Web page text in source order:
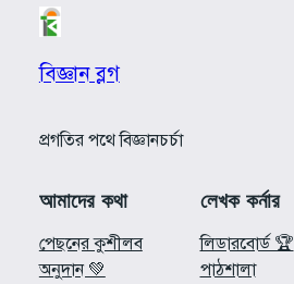
বিজ্ঞান ব্লগ
প্রগতির পথে বিজ্ঞানচর্চা
আমাদের কথা
পেছনের কুশীলব
অনুদান 💚
লেখক কর্নার
লিডারবোর্ড 🏆
পাঠশালা